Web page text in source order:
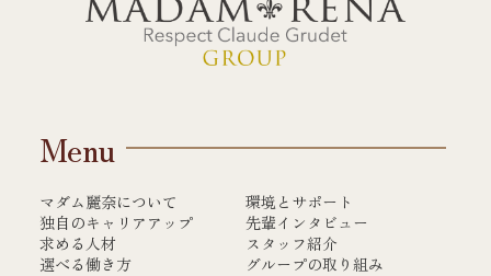
Menu
マダム麗奈について
独自のキャリアアップ
求める人材
選べる働き方
環境とサポート
先輩インタビュー
スタッフ紹介
グループの取り組み